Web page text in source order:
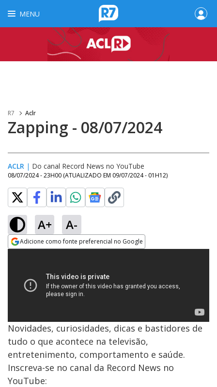
MENU
R7 Aclr
Zapping - 08/07/2024
ACLR | Do canal Record News no YouTube
08/07/2024 - 23H00 (ATUALIZADO EM 09/07/2024 - 01H12)
A+ A-
Adicione como fonte preferencial no Google
Novidades, curiosidades, dicas e bastidores de
tudo o que acontece na televisão,
entretenimento, comportamento e saúde.
Inscreva-se no canal da Record News no
YouTube: